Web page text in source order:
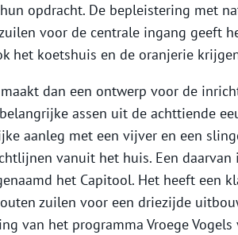
opdracht. De bepleistering met
voor de centrale ingang geeft
het koetshuis en de oranjerie
maakt dan een ontwerp voor de
assen uit de achttiende
aanleg met een vijver en een
vanuit het huis. Een
het Capitool. Het heeft een
zuilen voor een driezijde
van het programma Vroege